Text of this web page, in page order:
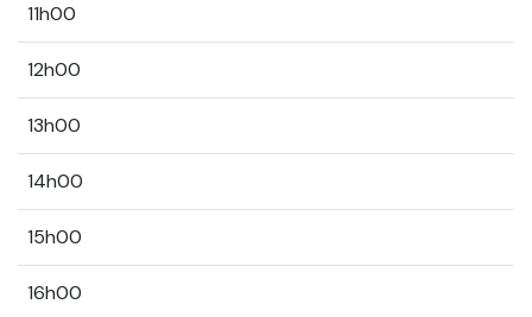
11h00
12h00
13h00
14h00
15h00
16h00